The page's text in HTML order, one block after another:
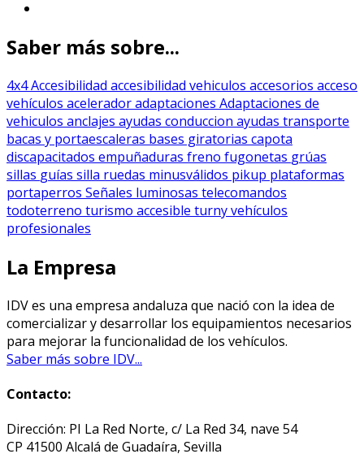
Saber más sobre...
4x4Accesibilidad accesibilidad vehiculos accesorios acceso
vehículos aceleradoradaptaciones Adaptaciones de
vehiculos anclajes ayudas conduccion ayudas transporte
bacas y portaescaleras bases giratorias capota
discapacitados empuñaduras freno fugonetas grúas
sillas guías silla ruedas minusválidos pikup plataformas
portaperros Señales luminosas telecomandos
todoterreno turismo accesible turnyvehículos
profesionales
La Empresa
IDV es una empresa andaluza que nació con la idea de
comercializar y desarrollar los equipamientos necesarios
para mejorar la funcionalidad de los vehículos.
Saber más sobre IDV...
Contacto:
Dirección: PI La Red Norte, c/ La Red 34, nave 54
CP 41500 Alcalá de Guadaíra, Sevilla